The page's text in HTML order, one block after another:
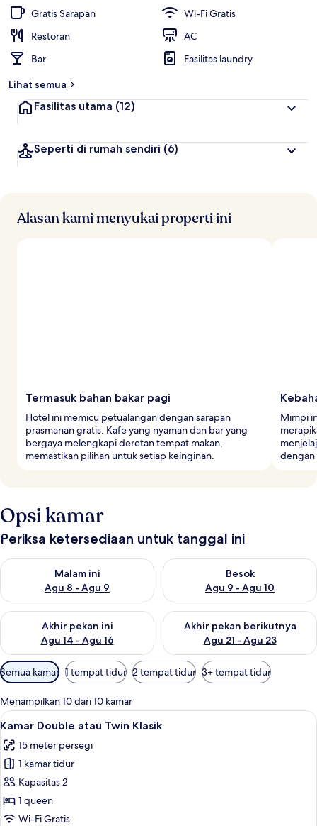
i
l
r
a
Gratis Sarapan
Wi-Fi Gratis
Restoran
AC
Bar
Fasilitas laundry
Lihat semua
Fasilitas utama (12)
Seperti di rumah sendiri (6)
Alasan kami menyukai properti ini
Termasuk bahan bakar pagi
Hotel ini memicu petualangan dengan sarapan
prasmanan gratis. Kafe yang nyaman dan bar yang
bergaya melengkapi deretan tempat makan,
memastikan pilihan untuk setiap keinginan.
Mimpi
dengan
Opsi kamar
Periksa ketersediaan untuk tanggal ini
Malam ini
Agu 8 - Agu 9
Periksa ketersediaan untuk malam ini Agu 8 - Agu 9
Besok
Agu 9 - Agu 10
Periksa ketersediaan untuk
Akhir pekan ini
Agu 14 - Agu 16
Periksa ketersediaan untuk akhir pekan ini Agu 14 - Agu 16
Akhir pekan berikutnya
Agu 21 - Agu 23
Periksa ketersediaan untuk
Filter
tersedia
untuk
kamar
Semua kamar 1 tempat tidur 2 tempat tidur 3+ tempat tidur
Menampilkan 10 dari 10 kamar
Lihat
semua
foto
untuk
Kamar
Double
atau
Kamar Double atau Twin Klasik |
38
Kamar Double atau Twin Klasik
15 meter persegi
1 kamar tidur
Kapasitas 2
1 queen
Wi-Fi Gratis